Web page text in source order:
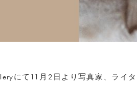
にて11月2日より写真家、ライ